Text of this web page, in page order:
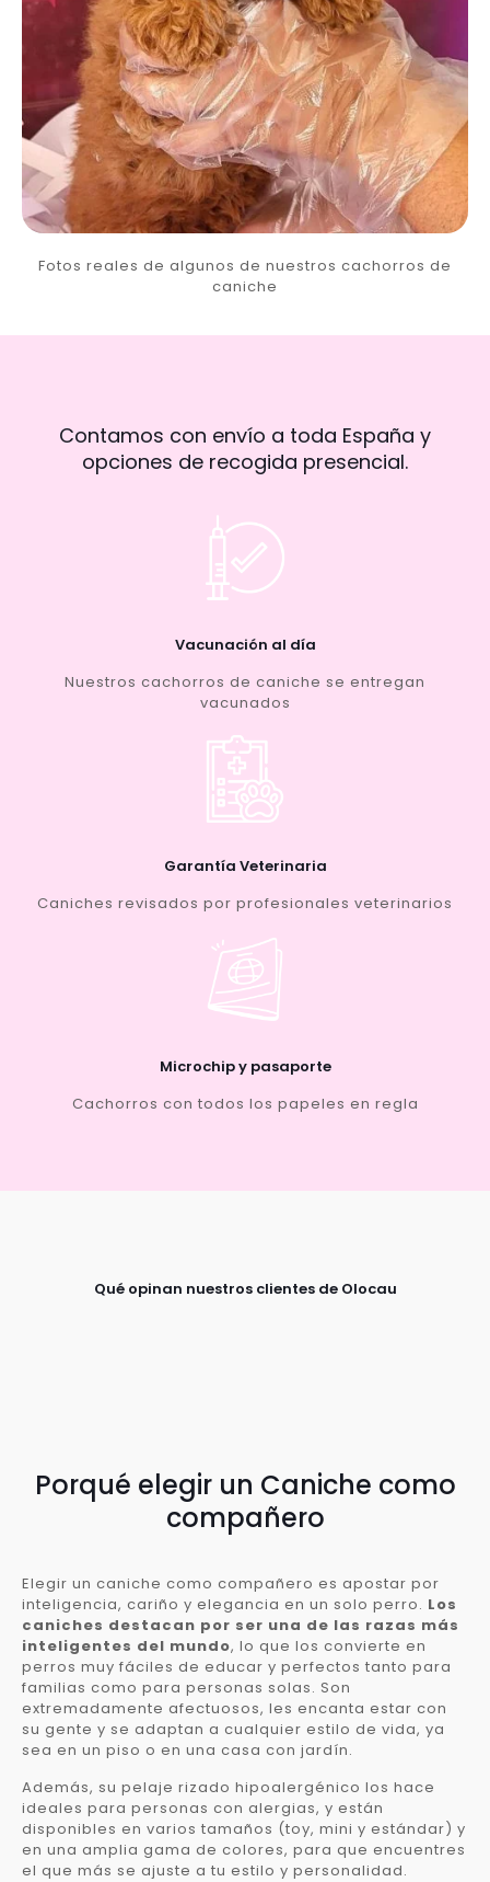
Fotos reales de algunos de nuestros cachorros de
caniche
Contamos con envío a toda España y
opciones de recogida presencial.
Vacunación al día
Nuestros cachorros de caniche se entregan
vacunados
Garantía Veterinaria
Caniches revisados por profesionales veterinarios
Microchip y pasaporte
Cachorros con todos los papeles en regla
Qué opinan nuestros clientes de Olocau
Porqué elegir un Caniche como
compañero
Elegir un caniche como compañero es apostar por
inteligencia, cariño y elegancia en un solo perro. Los
caniches destacan por ser una de las razas más
inteligentes del mundo, lo que los convierte en
perros muy fáciles de educar y perfectos tanto para
familias como para personas solas. Son
extremadamente afectuosos, les encanta estar con
su gente y se adaptan a cualquier estilo de vida, ya
sea en un piso o en una casa con jardín.
Además, su pelaje rizado hipoalergénico los hace
ideales para personas con alergias, y están
disponibles en varios tamaños (toy, mini y estándar) y
en una amplia gama de colores, para que encuentres
el que más se ajuste a tu estilo y personalidad.